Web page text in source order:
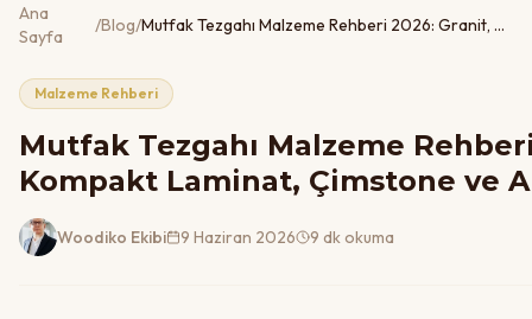
Ana
Sayfa
/Blog/ Mutfak Tezgahı Malzeme Rehberi 2026: Granit, Kompakt Laminat, Çimstone ve Akrilik
Malzeme Rehberi
Mutfak Tezgahı Malzeme
Kompakt Laminat, Çimstone ve
Woodiko Ekibi 9 Haziran 2026 9 dk okuma